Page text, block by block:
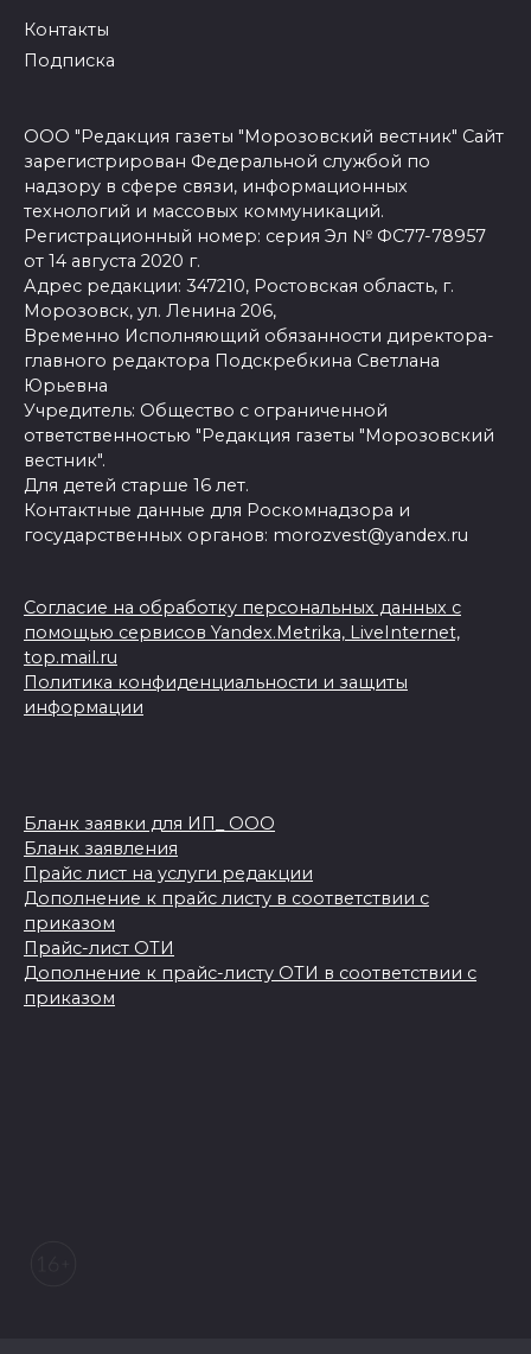
Контакты
Подписка
ООО "Редакция газеты "Морозовский вестник" Сайт
зарегистрирован Федеральной службой по
надзору в сфере связи, информационных
технологий и массовых коммуникаций.
Регистрационный номер: серия Эл № ФС77-78957
от 14 августа 2020 г.
Адрес редакции: 347210, Ростовская область, г.
Морозовск, ул. Ленина 206,
Временно Исполняющий обязанности директора-
главного редактора Подскребкина Светлана
Юрьевна
Учредитель: Общество с ограниченной
ответственностью "Редакция газеты "Морозовский
вестник".
Для детей старше 16 лет.
Контактные данные для Роскомнадзора и
государственных органов: morozvest@yandex.ru
Согласие на обработку персональных данных с
помощью сервисов Yandex.Metrika, LiveInternet,
top.mail.ru
Политика конфиденциальности и защиты
информации
Бланк заявки для ИП_ ООО
Бланк заявления
Прайс лист на услуги редакции
Дополнение к прайс листу в соответствии с
приказом
Прайс-лист ОТИ
Дополнение к прайс-листу ОТИ в соответствии с
приказом